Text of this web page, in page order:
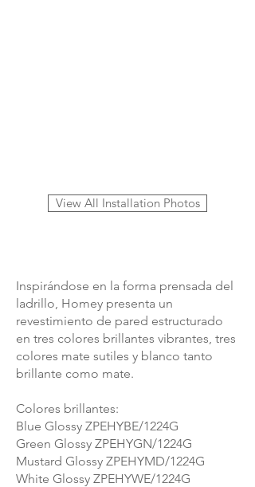
View All Installation Photos
Inspirándose en la forma prensada del
ladrillo, Homey presenta un
revestimiento de pared estructurado
en tres colores brillantes vibrantes, tres
colores mate sutiles y blanco tanto
brillante como mate.
Colores brillantes:
Blue Glossy ZPEHYBE/1224G
Green Glossy ZPEHYGN/1224G
Mustard Glossy ZPEHYMD/1224G
White Glossy ZPEHYWE/1224G